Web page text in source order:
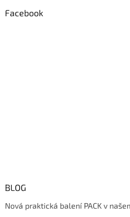
Facebook
BLOG
Nová praktická balení PACK v